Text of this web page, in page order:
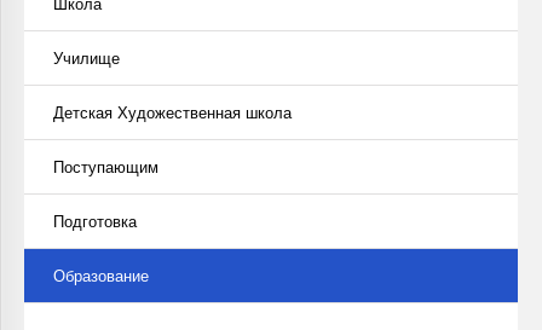
Училище
Детская Художественная школа
Поступающим
Подготовка
Образование